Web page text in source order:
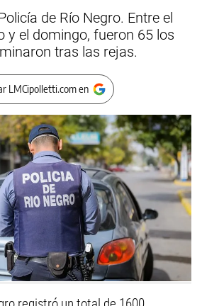
de Río Negro. Entre el
y el domingo, fueron 65 los
tras las rejas.
LMCipolletti.com en